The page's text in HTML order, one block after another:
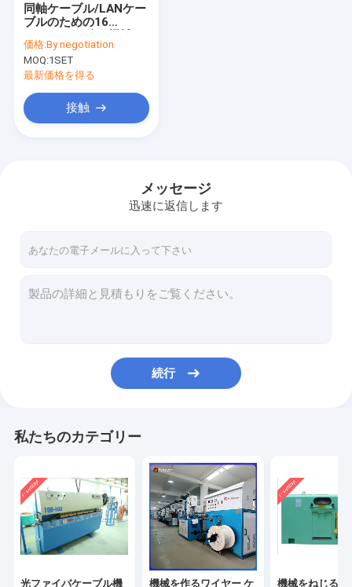
わたしたち に つい て
光ファイバケーブル機械
機械を作るワイヤー ケーブル
同軸ケーブル/LANケー
ブルのための16
価格:By negotiation
MOQ:1SET
最新価格を得る
接触
メッセージ
迅速に返信します
続行
私たちのカテゴリー
光ファイバケーブル機 機械を作るワイヤー ケ 機械をねじるケ